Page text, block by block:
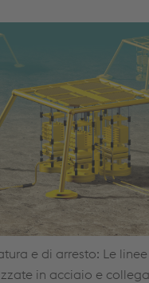
e di arresto: Le
in acciaio e